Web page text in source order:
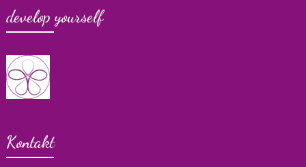
develop yourself
Kontakt